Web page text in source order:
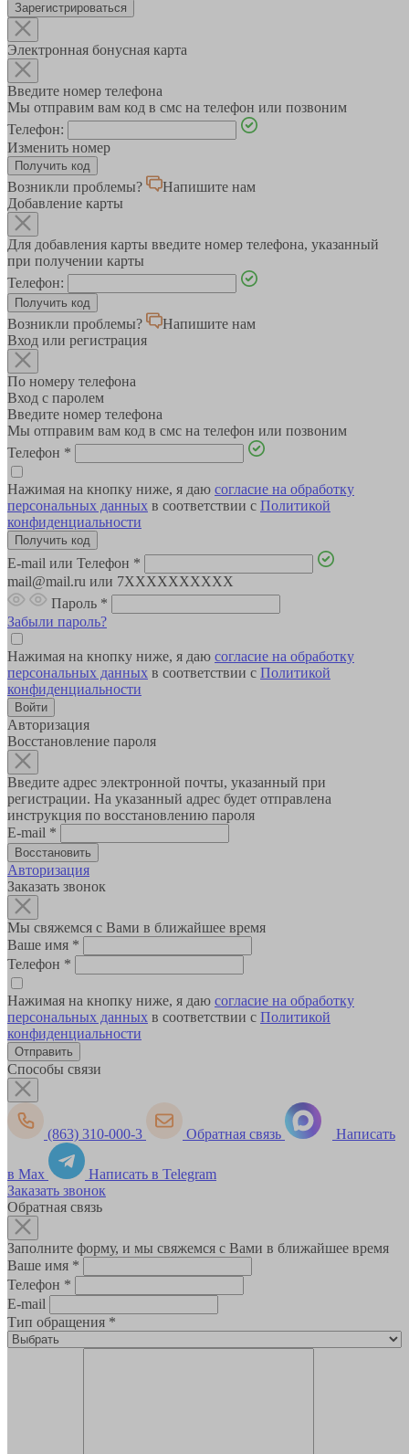
Зарегистрироваться
Электронная бонусная карта
Введите номер телефона
Мы отправим вам код в смс на телефон или позвоним
Телефон:
Изменить номер
Возникли проблемы?
Напишите нам
Добавление карты
Для добавления карты введите номер телефона, указанный
при получении карты
Телефон:
Возникли проблемы?
Напишите нам
Вход или регистрация
По номеру телефона
Вход с паролем
Введите номер телефона
Мы отправим вам код в смс на телефон или позвоним
Телефон *
Нажимая на кнопку ниже, я даю согласие на обработку
персональных данных в соответствии с Политикой
конфиденциальности
E-mail или Телефон *
mail@mail.ru или 7XXXXXXXXXX
Пароль *
Забыли пароль?
Нажимая на кнопку ниже, я даю согласие на обработку
персональных данных в соответствии с Политикой
конфиденциальности
Авторизация
Восстановление пароля
Введите адрес электронной почты, указанный при
регистрации. На указанный адрес будет отправлена
инструкция по восстановлению пароля
E-mail *
Авторизация
Заказать звонок
Мы свяжемся с Вами в ближайшее время
Ваше имя *
Телефон *
Нажимая на кнопку ниже, я даю согласие на обработку
персональных данных в соответствии с Политикой
конфиденциальности
Способы связи
(863) 310-000-3 Обратная связь Написать
в Max
Написать в Telegram
Заказать звонок
Обратная связь
Заполните форму, и мы свяжемся с Вами в ближайшее время
Ваше имя *
Телефон *
E-mail
Тип обращения *